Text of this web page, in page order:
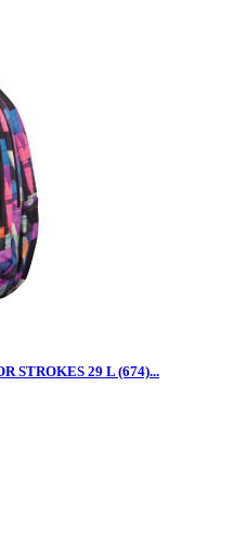
STROKES 29 L (674)...